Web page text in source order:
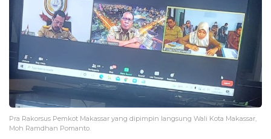
Pra Rakorsus Pemkot Makassar yang dipimpin langsung Wali Kota Makassar,
Moh Ramdhan Pomanto.